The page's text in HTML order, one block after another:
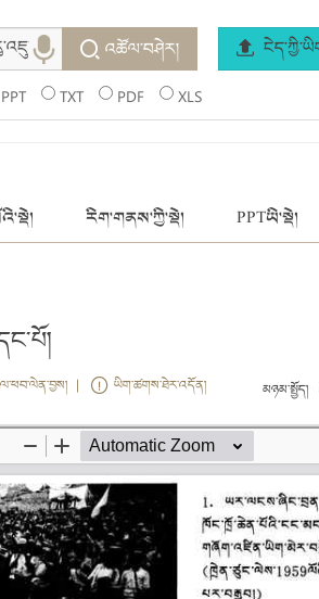
འཚོལ་བཤེར།
PPT TXT PDF XLS
རིག་གནས་ཀྱི་སྡེ། PPTཡི་སྡེ།
མཉམ་སྤྱོད།
| ཡིག་ཚགས་ཐེར་འདོན།